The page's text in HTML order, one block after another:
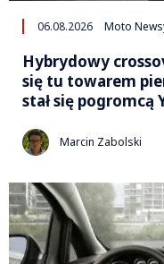
06.08.2026 Moto
Hybrydowy
się tu towarem
stał się pogromcą
Marcin Zabolski